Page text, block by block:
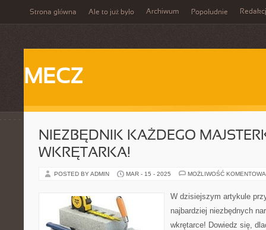
Strona główna Ale to już było Archiwum Popołudnie
MECZ
NIEZBĘDNIK KAŻDEGO
WKRĘTARKA!
POSTED BY ADMIN MAR - 15 - 2025 MOŻLIWOŚĆ
W dzisiejszym artykule
najbardziej niezbędnych
wkrętarce! Dowiedz się,